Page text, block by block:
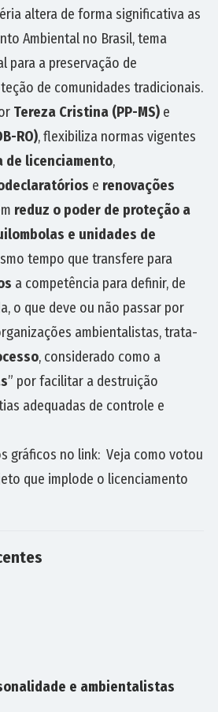
altera de forma significativa as
Ambiental no Brasil, tema
para a preservação de
de comunidades tradicionais.
Tereza Cristina (PP-MS) e
RO), flexibiliza normas vigentes
de licenciamento,
e renovações
reduz o poder de proteção a
e unidades de
tempo que transfere para
a competência para definir, de
o que deve ou não passar por
ambientalistas, trata-
, considerado como a
” por facilitar a destruição
adequadas de controle e
gráficos no link: Veja como votou
que implode o licenciamento
e ambientalistas